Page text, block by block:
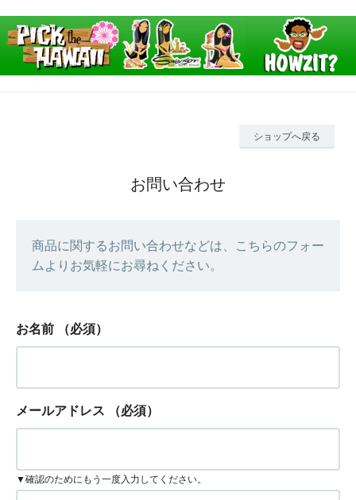
ショップへ戻る
お問い合わせ
商品に関するお問い合わせなどは、こちらのフォー
ムよりお気軽にお尋ねください。
お名前 （必須）
メールアドレス （必須）
▼確認のためにもう一度入力してください。